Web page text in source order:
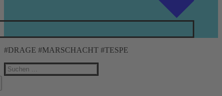
#DRAGE #MARSCHACHT #TESPE
Suchen
nach: